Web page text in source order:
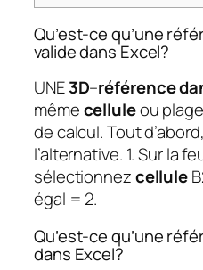
Qu’est-ce qu’une
valide dans Excel?
UNE3D–référence
mêmecelluleou
de calcul. Tout
l’alternative. 1. Sur la
sélectionnezcellule
égal = 2.
Qu’est-ce qu’une
dans Excel?